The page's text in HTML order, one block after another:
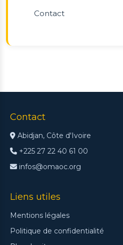
Contact
Contact
Abidjan, Côte d'Ivoire
+225 27 22 40 61 00
infos@omaoc.org
Liens utiles
Mentions légales
Politique de confidentialité